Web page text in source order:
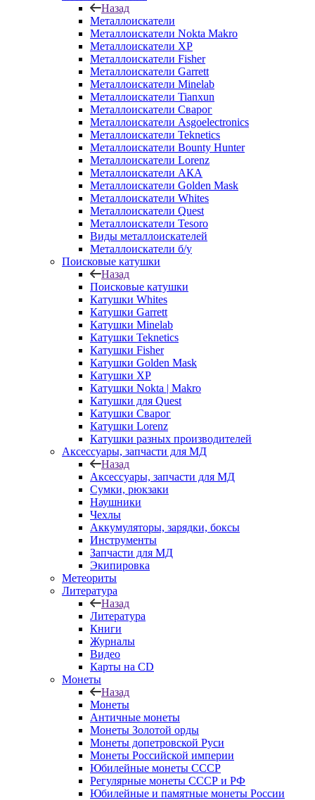
Назад
Металлоискатели
Металлоискатели Nokta Makro
Металлоискатели XP
Металлоискатели Fisher
Металлоискатели Garrett
Металлоискатели Minelab
Металлоискатели Tianxun
Металлоискатели Сварог
Металлоискатели Asgoelectronics
Металлоискатели Teknetics
Металлоискатели Bounty Hunter
Металлоискатели Lorenz
Металлоискатели АКА
Металлоискатели Golden Mask
Металлоискатели Whites
Металлоискатели Quest
Металлоискатели Tesoro
Виды металлоискателей
Металлоискатели б/у
Поисковые катушки
Назад
Поисковые катушки
Катушки Whites
Катушки Garrett
Катушки Minelab
Катушки Teknetics
Катушки Fisher
Катушки Golden Mask
Катушки XP
Катушки Nokta | Makro
Катушки для Quest
Катушки Сварог
Катушки Lorenz
Катушки разных производителей
Аксессуары, запчасти для МД
Назад
Аксессуары, запчасти для МД
Сумки, рюкзаки
Наушники
Чехлы
Аккумуляторы, зарядки, боксы
Инструменты
Запчасти для МД
Экипировка
Метеориты
Литература
Назад
Литература
Книги
Журналы
Видео
Карты на CD
Монеты
Назад
Монеты
Античные монеты
Монеты Золотой орды
Монеты допетровской Руси
Монеты Российской империи
Юбилейные монеты СССР
Регулярные монеты СССР и РФ
Юбилейные и памятные монеты России